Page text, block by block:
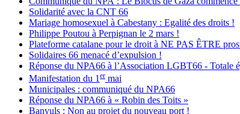
Solidarité avec la CNT 66
Mariage homosexuel à Cabestany : Egalité des droits !
Philippe Poutou à Perpignan le 2 mars !
Plateforme catalane pour le droit à NE PAS ÊTRE
Solidaires 66 menacé d’expulsion !
Réponse du NPA66 à l’Association LGBT66 - Totale
Manifestation du 1 er mai
Municipales : communiqué du NPA66
Réponse du NPA66 à « Robin des Toits »
Banyuls : Non au projet du nouveau port !